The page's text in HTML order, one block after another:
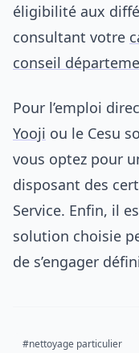
éligibilité aux
consultant votre
conseil
Pour l’emploi
Yooji ou le Cesu
vous optez pour
disposant des
Service. Enfin, il
solution choisie
de s’engager
#nettoyage particulier